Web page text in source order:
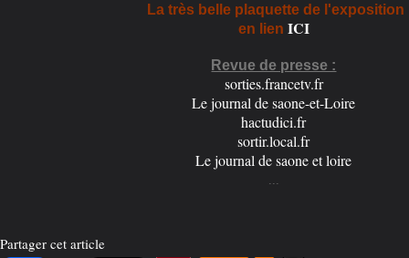
La très belle plaquette de l'exposition
en lien ICI
Revue de presse :
sorties.francetv.fr
Le journal de saone-et-Loire
hactudici.fr
sortir.local.fr
Le journal de saone et loire
...
Partager cet article